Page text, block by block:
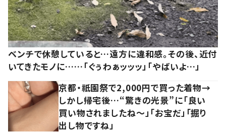
ベンチで休憩していると…遠方に違和感。その後、近付
いてきたモノに……「ぐぅわぁッッッ」「やばいよ…」
京都・祇園祭で2,000円で買った着物→
しかし帰宅後…“驚きの光景”に「良い
買い物されましたね～」「お宝だ」「掘り
出し物ですね」